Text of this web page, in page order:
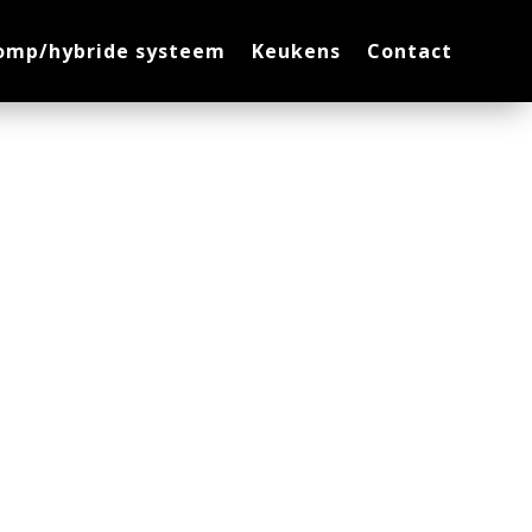
hybride systeem Keukens Contact